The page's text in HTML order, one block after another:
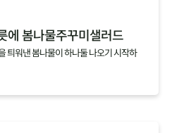
에 봄나물주꾸미샐러드
틔워낸 봄나물이 하나둘 나오기 시작하